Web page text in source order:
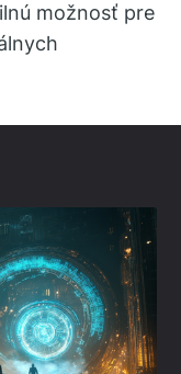
možnosť pre